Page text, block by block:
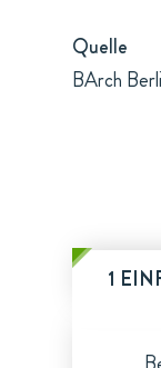
Quelle
BArch
1